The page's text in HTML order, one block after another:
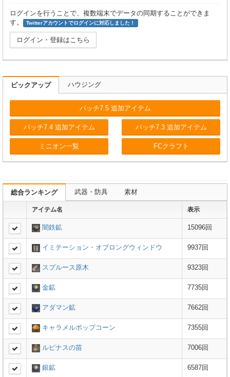
ログインを行うことで、複数端末でデータの同期することができま
す。
Twitterアカウントでログインに対応しました！
ログイン・登録はこちら
ピックアップ ハウジング
パッチ7.5 追加アイテム
パッチ7.4 追加アイテム
ミニオン一覧
パッチ7.3 追加アイテム
FCクラフト
総合ランキング 武器・防具 素材
アイテム名 表示
闇鉄鉱 15096回
イミテーション・オブロングウィンドウ 9937回
スプルース原木 9323回
金鉱 7735回
アダマン鉱 7662回
キャラメルポップコーン 7355回
ルピナスの苗 7006回
銀鉱 6587回